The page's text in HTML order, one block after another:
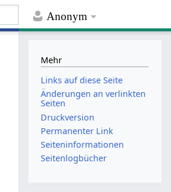
Anonym
Mehr
Links auf diese Seite
Änderungen an verlinkten
Seiten
Druckversion
Permanenter Link
Seiten­­informationen
Seitenlogbücher